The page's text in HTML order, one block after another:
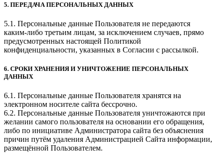
5. ПЕРЕДАЧА ПЕРСОНАЛЬНЫХ ДАННЫХ
5.1. Персональные данные Пользователя не передаются
каким-либо третьим лицам, за исключением случаев, прямо
предусмотренных настоящей Политикой
конфиденциальности, указанных в Согласии с рассылкой.
6. СРОКИ ХРАНЕНИЯ И УНИЧТОЖЕНИЕ ПЕРСОНАЛЬНЫХ
ДАННЫХ
6.1. Персональные данные Пользователя хранятся на
электронном носителе сайта бессрочно.
6.2. Персональные данные Пользователя уничтожаются при
желании самого пользователя на основании его обращения,
либо по инициативе Администратора сайта без объяснения
причин путём удаления Администрацией Сайта информации,
размещённой Пользователем.